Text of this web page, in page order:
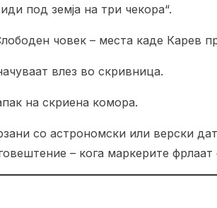
под земја на три чекора“.
човек – места каде Карев
влез во скривница.
на скриена комора.
со астрономски или верски
– кога маркерите